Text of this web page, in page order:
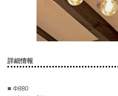
詳細情報
■ Φ880